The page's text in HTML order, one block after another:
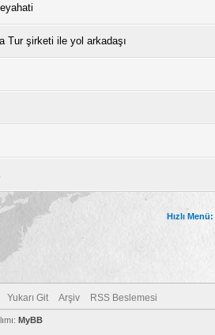
Tur şirketi ile yol arkadaşı
Hızlı Menü:
Yukarı Git Arşiv RSS Beslemesi
MyBB